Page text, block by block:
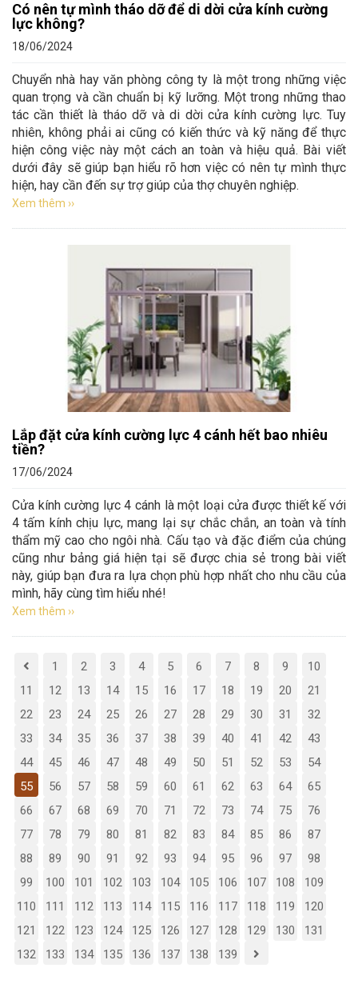
Có nên tự mình tháo dỡ để di dời cửa kính cường
lực không?
18/06/2024
Chuyển nhà hay văn phòng công ty là một trong những việc
quan trọng và cần chuẩn bị kỹ lưỡng. Một trong những thao
tác cần thiết là tháo dỡ và di dời cửa kính cường lực. Tuy
nhiên, không phải ai cũng có kiến thức và kỹ năng để thực
hiện công việc này một cách an toàn và hiệu quả. Bài viết
dưới đây sẽ giúp bạn hiểu rõ hơn việc có nên tự mình thực
hiện, hay cần đến sự trợ giúp của thợ chuyên nghiệp.
Xem thêm ››
Lắp đặt cửa kính cường lực 4 cánh hết bao nhiêu
tiền?
17/06/2024
Cửa kính cường lực 4 cánh là một loại cửa được thiết kế với
4 tấm kính chịu lực, mang lại sự chắc chắn, an toàn và tính
thẩm mỹ cao cho ngôi nhà. Cấu tạo và đặc điểm của chúng
cũng như bảng giá hiện tại sẽ được chia sẻ trong bài viết
này, giúp bạn đưa ra lựa chọn phù hợp nhất cho nhu cầu của
mình, hãy cùng tìm hiểu nhé!
Xem thêm ››
1 2 3 4 5 6 7 8 9
10
11
12 13 14 15 16 17 18 19 20
21
22
23 24 25 26 27 28 29 30 31
32
33
34 35 36 37 38 39 40 41 42
43
44
45 46 47 48 49 50 51 52 53
54
55
56 57 58 59 60 61 62 63 64
65
66
67 68 69 70 71 72 73 74 75
76
77
78 79 80 81 82 83 84 85 86
87
88
89 90 91 92 93 94 95 96 97
98
99
100 101 102 103 104 105 106 107 108
109
110
111 112 113 114 115 116 117 118 119
120
121
122 123 124 125 126 127 128 129 130
131
132
133 134 135 136 137 138 139